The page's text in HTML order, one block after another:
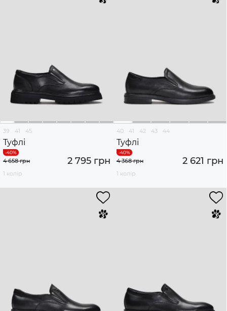
39 41 45
Туфлі
2 795 грн
4 658 грн
1 колір
40 41 42 43 44
Туфлі
2 621 грн
4 368 грн
1 колір